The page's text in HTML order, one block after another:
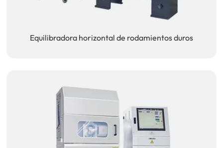
Equilibradora horizontal de rodamientos duros